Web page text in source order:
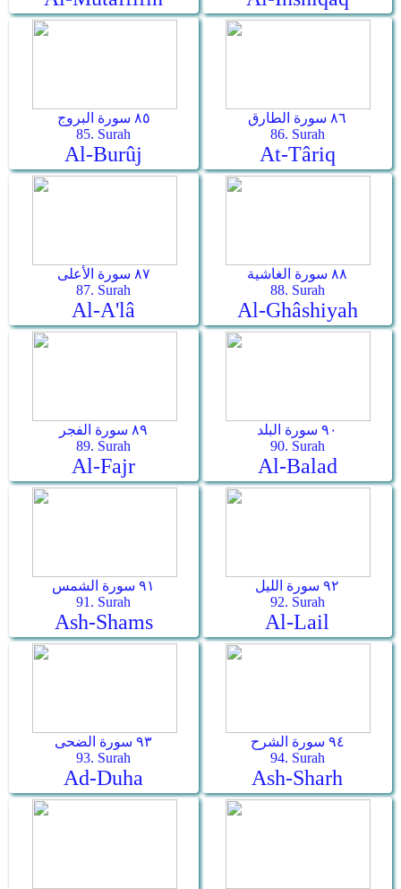
٨٥ سورة البروج
85. Surah
Al-Burûj
٨٦ سورة الطارق
86. Surah
At-Târiq
٨٧ سورة الأعلى
87. Surah
Al-A'lâ
٨٨ سورة الغاشية
88. Surah
Al-Ghâshiyah
٨٩ سورة الفجر
89. Surah
Al-Fajr
٩٠ سورة البلد
90. Surah
Al-Balad
٩١ سورة الشمس
91. Surah
Ash-Shams
٩٢ سورة الليل
92. Surah
Al-Lail
٩٣ سورة الضحى
93. Surah
Ad-Duha
٩٤ سورة الشرح
94. Surah
Ash-Sharh